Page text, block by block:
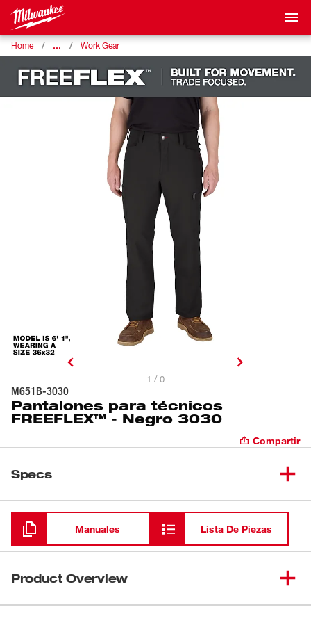
Home … Work Gear
1 / 0
M651B-3030
Pantalones para técnicos
FREEFLEX™ - Negro 3030
Compartir
Specs
Cargando
Manuales Lista De Piezas
Product Overview